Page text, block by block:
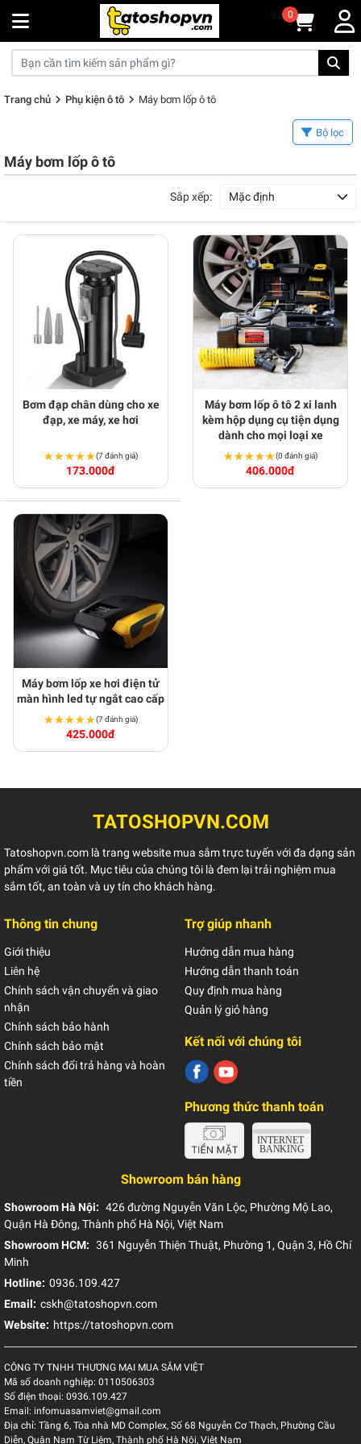
0
Trang chủ Phụ kiện ô tô Máy bơm lốp ô tô
Bộ lọc
Máy bơm lốp ô tô
Sắp xếp: Mặc định
Bơm đạp chân dùng cho xe
đạp, xe máy, xe hơi
★★★★★
★★★★★(7 đánh giá)
173.000đ
Máy bơm lốp ô tô 2 xi lanh
kèm hộp dụng cụ tiện dụng
dành cho mọi loại xe
★★★★★
★★★★★(0 đánh giá)
406.000đ
Máy bơm lốp xe hơi điện tử
màn hình led tự ngắt cao cấp
★★★★★
★★★★★(7 đánh giá)
425.000đ
TATOSHOPVN.COM
Tatoshopvn.com là trang website mua sắm trực tuyến với đa dạng sản
phẩm với giá tốt. Mục tiêu của chúng tôi là đem lại trải nghiệm mua
sắm tốt, an toàn và uy tín cho khách hàng.
Thông tin chung
Giới thiệu
Liên hệ
Chính sách vận chuyển và giao
nhận
Chính sách bảo hành
Chính sách bảo mật
Chính sách đổi trả hàng và hoàn
tiền
Trợ giúp nhanh
Hướng dẫn mua hàng
Hướng dẫn thanh toán
Quy định mua hàng
Quản lý giỏ hàng
Kết nối với chúng tôi
Phương thức thanh toán
Showroom bán hàng
Showroom Hà Nội: 426 đường Nguyễn Văn Lộc, Phường Mộ Lao,
Quận Hà Đông, Thành phố Hà Nội, Việt Nam
Showroom HCM: 361 Nguyễn Thiện Thuật, Phường 1, Quận 3, Hồ Chí
Minh
Hotline: 0936.109.427
Email: cskh@tatoshopvn.com
Website: https://tatoshopvn.com
CÔNG TY TNHH THƯƠNG MẠI MUA SẮM VIỆT
Mã số doanh nghiệp: 0110506303
Số điện thoại: 0936.109.427
Email: infomuasamviet@gmail.com
Địa chỉ: Tầng 6, Tòa nhà MD Complex, Số 68 Nguyễn Cơ Thạch, Phường Cầu
Diễn, Quận Nam Từ Liêm, Thành phố Hà Nội, Việt Nam